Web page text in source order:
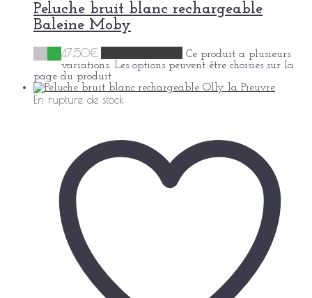
Peluche bruit blanc rechargeable
Baleine Moby
47,50€
Ce produit a plusieurs
variations. Les options peuvent être choisies sur la
page du produit
En rupture de stock